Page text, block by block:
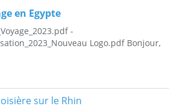
en Egypte
-
Logo.pdf Bonjour,